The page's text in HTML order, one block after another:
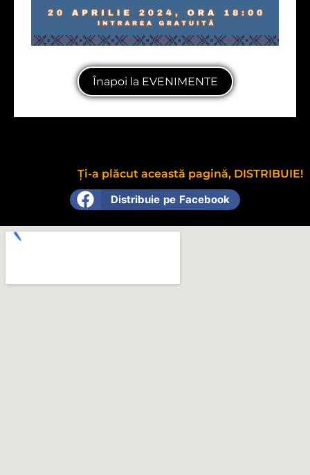
Înapoi la EVENIMENTE
Ți-a plăcut această pagină, DISTRIBUIE!
Distribuie pe Facebook